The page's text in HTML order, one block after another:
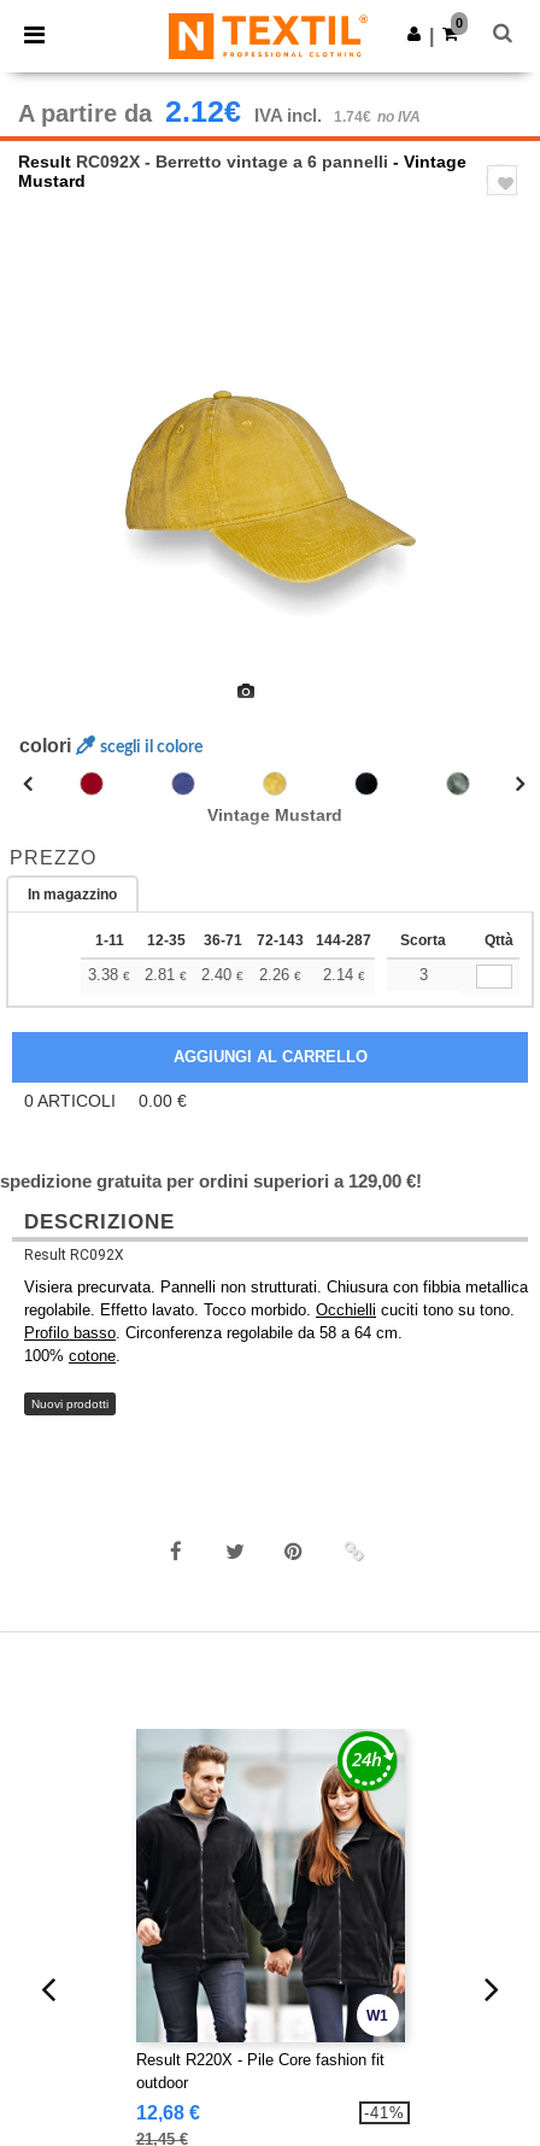
× App Ntextil
Prezzi migliori sull'app!
Scarica app
0
A partire da 2.12€ IVA incl. 1.74€ no IVA
Result RC092X - Berretto vintage a 6 pannelli - Vintage
Mustard
colori scegli il colore
Vintage Mustard
PREZZO
In magazzino
1-11 12-35 36-71 72-143 144-287 288 + Altri
Scorta Qttà
3.38 € 2.81 € 2.40 € 2.26 € 2.14 € €
3
0ARTICOLI 0.00 €
spedizione gratuita per ordini superiori a 129,00 €!
DESCRIZIONE
Result RC092X
Visiera precurvata. Pannelli non strutturati. Chiusura con fibbia metallica
regolabile. Effetto lavato. Tocco morbido. Occhielli cuciti tono su tono.
Profilo basso. Circonferenza regolabile da 58 a 64 cm.
100% cotone.
Nuovi prodotti
W1
Result R220X - Pile Core fashion fit
outdoor
12,68 €
21,45 €
-41%